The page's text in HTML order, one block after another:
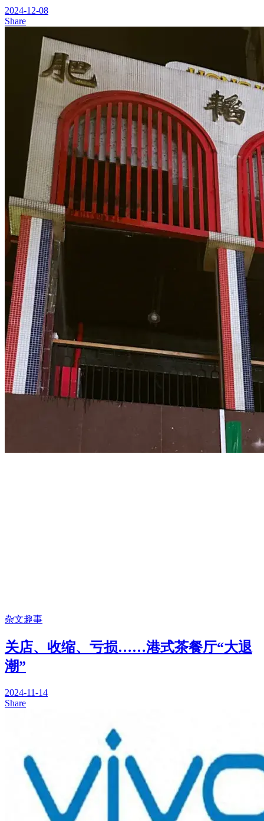
2024-12-08
Share
杂文趣事
关店、收缩、亏损……港式茶餐厅“大退
潮”
2024-11-14
Share